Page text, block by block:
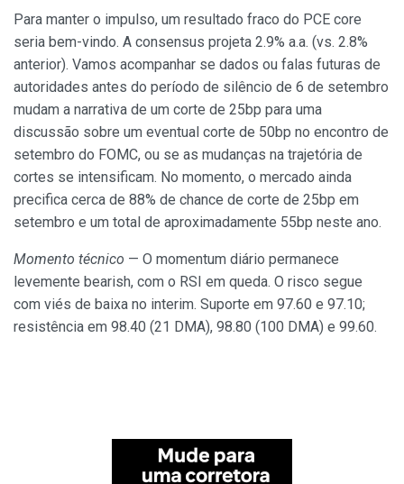
Para manter o impulso, um resultado fraco do PCE core
seria bem-vindo. A consensus projeta 2.9% a.a. (vs. 2.8%
anterior). Vamos acompanhar se dados ou falas futuras de
autoridades antes do período de silêncio de 6 de setembro
mudam a narrativa de um corte de 25bp para uma
discussão sobre um eventual corte de 50bp no encontro de
setembro do FOMC, ou se as mudanças na trajetória de
cortes se intensificam. No momento, o mercado ainda
precifica cerca de 88% de chance de corte de 25bp em
setembro e um total de aproximadamente 55bp neste ano.
Momento técnico — O momentum diário permanece
levemente bearish, com o RSI em queda. O risco segue
com viés de baixa no interim. Suporte em 97.60 e 97.10;
resistência em 98.40 (21 DMA), 98.80 (100 DMA) e 99.60.